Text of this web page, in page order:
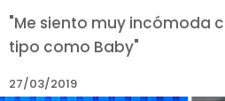
"Me siento muy incómoda
tipo como Baby"
27/03/2019